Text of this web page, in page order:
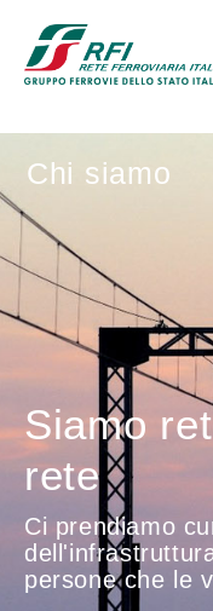
Chi siamo
Siamo
rete
Ci prendiamo
persone che le